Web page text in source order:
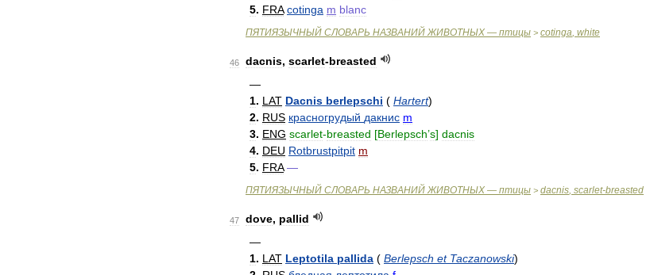
5. FRA cotinga m blanc
ПЯТИЯЗЫЧНЫЙ СЛОВАРЬ НАЗВАНИЙ ЖИВОТНЫХ — птицы > cotinga, white
46 dacnis, scarlet-breasted
—
1. LAT Dacnis berlepschi ( Hartert)
2. RUS красногрудый дакнис m
3. ENG scarlet-breasted [Berlepsch’s] dacnis
4. DEU Rotbrustpitpit m
5. FRA —
ПЯТИЯЗЫЧНЫЙ СЛОВАРЬ НАЗВАНИЙ ЖИВОТНЫХ — птицы > dacnis, scarlet-breasted
47 dove, pallid
—
1. LAT Leptotila pallida ( Berlepsch et Taczanowski)